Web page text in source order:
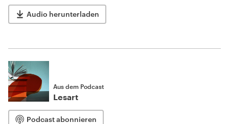
Audio herunterladen
Aus dem Podcast
Lesart
Podcast abonnieren